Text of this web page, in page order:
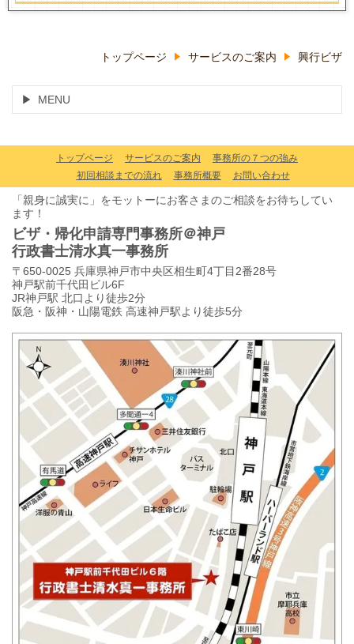
トップページ サービスのご案内 興行ビザ
MENU
トップページ サービスのご案内
事務所の７つの強み
初回相談までの流れ
事務所概要 お問い合わせ
「親身に誠実に」をモットーにお客さまのご相談をお待ちしてい
ます！
ビザ・帰化申請専門事務所＠神戸
行政書士清水真一事務所
〒650-0025 兵庫県神戸市中央区相生町4丁目2番28号
神戸駅前千代田ビル6F
JR神戸駅 北口より徒歩2分
阪急・阪神・山陽電鉄 高速神戸駅より徒歩5分